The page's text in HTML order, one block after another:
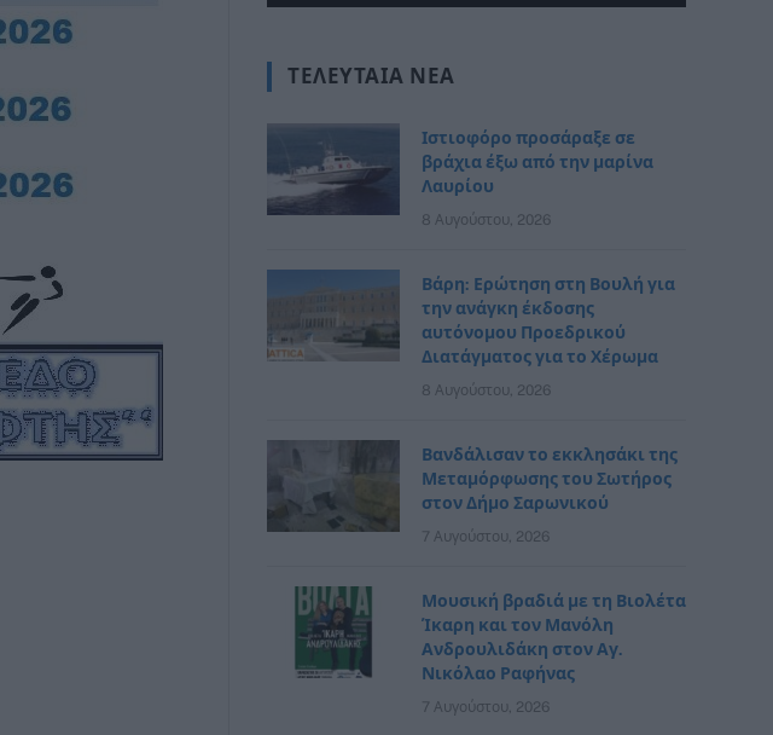
ΤΕΛΕΥΤΑΊΑ ΝΈΑ
Ιστιοφόρο προσάραξε σε
βράχια έξω από την μαρίνα
Λαυρίου
8 Αυγούστου, 2026
Βάρη: Ερώτηση στη Βουλή για
την ανάγκη έκδοσης
αυτόνομου Προεδρικού
Διατάγματος για το Χέρωμα
8 Αυγούστου, 2026
Βανδάλισαν το εκκλησάκι της
Μεταμόρφωσης του Σωτήρος
στον Δήμο Σαρωνικού
7 Αυγούστου, 2026
Μουσική βραδιά με τη Βιολέτα
Ίκαρη και τον Μανόλη
Ανδρουλιδάκη στον Αγ.
Νικόλαο Ραφήνας
7 Αυγούστου, 2026